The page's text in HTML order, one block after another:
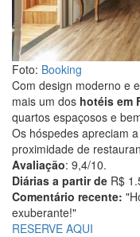
Foto: Booking
Com design moderno e
mais um dos hotéis em
quartos espaçosos e
Os hóspedes apreciam
proximidade de
Avaliação: 9,4/10.
Diárias a partir de R$
Comentário recente:
exuberante!"
RESERVE AQUI